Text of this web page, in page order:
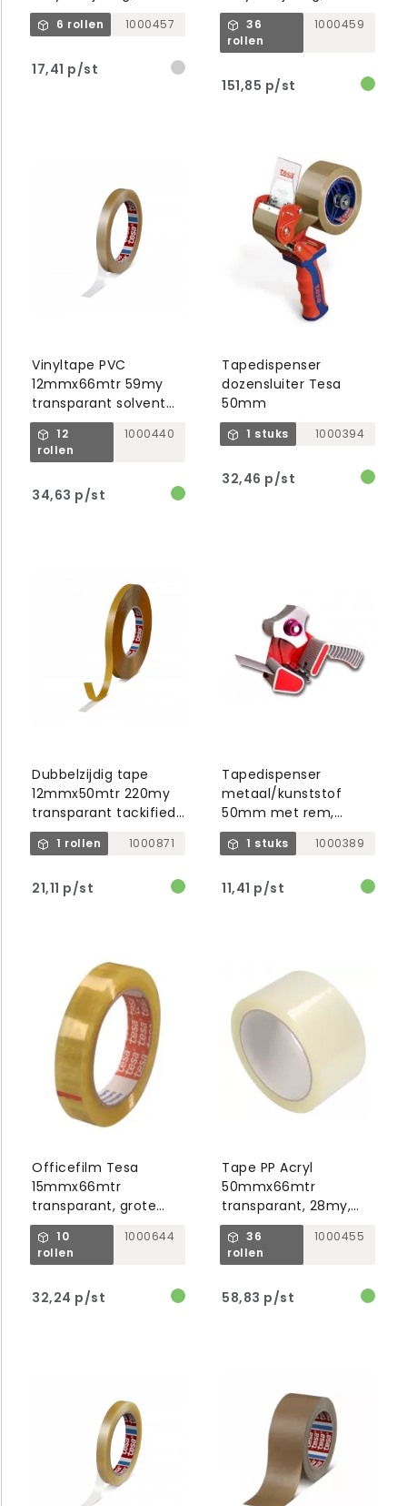
4024
6 rollen 1000457
17,41 p/st
4024
36
rollen
1000459
151,85 p/st
Vinyltape PVC
12mmx66mtr 59my
transparant solvent
belijming, tesa 4204
12
rollen
1000440
34,63 p/st
Tapedispenser
dozensluiter Tesa
50mm
1 stuks 1000394
32,46 p/st
Dubbelzijdig tape
12mmx50mtr 220my
transparant tackified
belijming, tesa 51970
1 rollen 1000871
21,11 p/st
Tapedispenser
metaal/kunststof
50mm met rem,
grijs/rood
1 stuks 1000389
11,41 p/st
Officefilm Tesa
15mmx66mtr
transparant, grote
kern
10
rollen
1000644
32,24 p/st
Tape PP Acryl
50mmx66mtr
transparant, 28my,
low noise
36
rollen
1000455
58,83 p/st